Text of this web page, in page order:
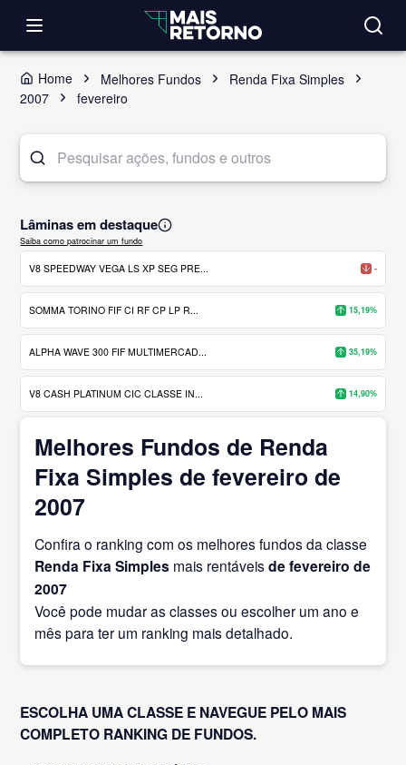
Home Melhores Fundos
Renda Fixa Simples
2007
fevereiro
Lâminas em destaque
Saiba como patrocinar um fundo
V8 SPEEDWAY VEGA LS XP SEG PRE... -
SOMMA TORINO FIF CI RF CP LP R... 15,19%
ALPHA WAVE 300 FIF MULTIMERCAD... 35,19%
V8 CASH PLATINUM CIC CLASSE IN... 14,90%
Melhores Fundos de Renda
Fixa Simples de fevereiro de
2007
Confira o ranking com os melhores fundos da classe
Renda Fixa Simples mais rentáveisde fevereiro de
2007
Você pode mudar as classes ou escolher um ano e
mês para ter um ranking mais detalhado.
ESCOLHA UMA CLASSE E NAVEGUE PELO MAIS
COMPLETO RANKING DE FUNDOS.